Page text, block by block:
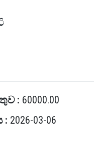
: 60000.00
: 2026-03-06